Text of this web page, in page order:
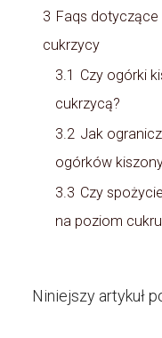
3 Faqs
cukrzycy
3.1 Czy ogórki
cukrzycą?
3.2 Jak
ogórków
3.3 Czy
na poziom
Niniejszy artykuł